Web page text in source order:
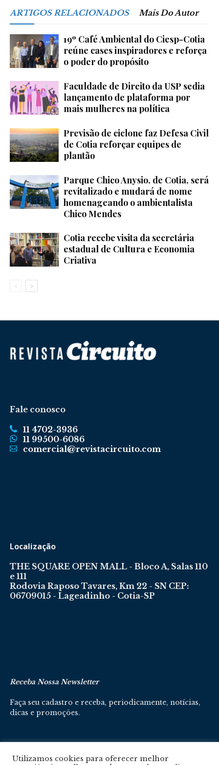
ARTIGOS RELACIONADOS Mais Do Autor
19º Café Ambiental do Ciesp-Cotia
reúne cases inspiradores e reforça
o poder do propósito
Faculdade de Direito da USP sedia
lançamento de plataforma por
mais mulheres na política
Previsão de ciclone faz Defesa Civil
de Cotia reforçar equipes de
plantão
Parque Chico Anysio, de Cotia, será
revitalizado e mudará de nome
homenageando o ambientalista
Chico Mendes
Cotia recebe visita da secretária
estadual de Cultura e Economia
Criativa
Fale conosco
11 4702-3936
11 99500-6086
comercial@revistacircuito.com
Localização
THE SQUARE OPEN MALL - Bloco A, Salas 110
e 111
Rodovia Raposo Tavares, Km 22 - SN CEP:
06709015 - Lageadinho - Cotia-SP
Receba Nossa Newsletter
Faça seu cadastro e receba, periodicamente, notícias,
dicas e promoções.
Cadastre-se aqui
Utilizamos cookies para oferecer melhor